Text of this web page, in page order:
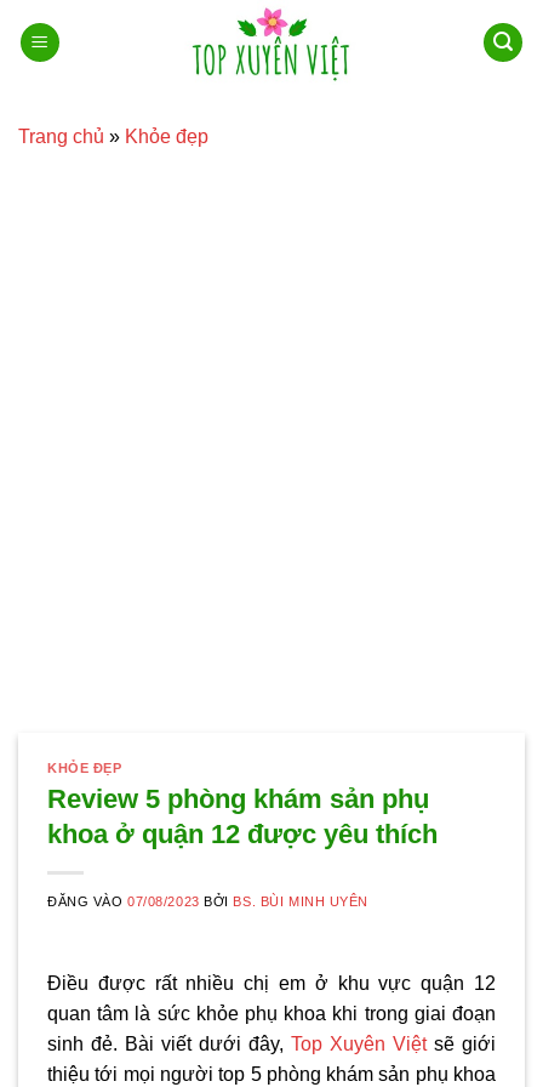
qua
Trang chủ » Khỏe đẹp
KHỎE ĐẸP
Review 5 phòng khám sản phụ
khoa ở quận 12 được yêu thích
ĐĂNG VÀO07/08/2023 BỞI BS. BÙI MINH UYÊN
Điều được rất nhiều chị em ở khu vực quận 12
quan tâm là sức khỏe phụ khoa khi trong giai đoạn
sinh đẻ. Bài viết dưới đây, Top Xuyên Việtsẽ giới
thiệu tới mọi người top 5 phòng khám sản phụ khoa